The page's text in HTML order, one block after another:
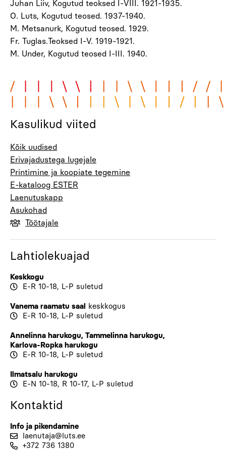
Juhan Liiv, Kogutud teoksed I-VIII. 1921-1935.
O. Luts, Kogutud teosed. 1937-1940.
M. Metsanurk, Kogutud teosed. 1929.
Fr. Tuglas.Teoksed I-V. 1919-1921.
M. Under, Kogutud teosed I-III. 1940.
Kasulikud viited
Kõik uudised
Erivajadustega lugejale
Printimine ja koopiate tegemine
E-kataloog ESTER
Laenutuskapp
Asukohad
Töötajale
Lahtiolekuajad
Keskkogu
E-R 10-18, L-P suletud
Vanema raamatu saal keskkogus
E-R 10-18, L-P suletud
Annelinna harukogu, Tammelinna harukogu,
Karlova-Ropka harukogu
E-R 10-18, L-P suletud
Ilmatsalu harukogu
E-N 10-18, R 10-17, L-P suletud
Kontaktid
Info ja pikendamine
laenutaja@luts.ee
+372 736 1380